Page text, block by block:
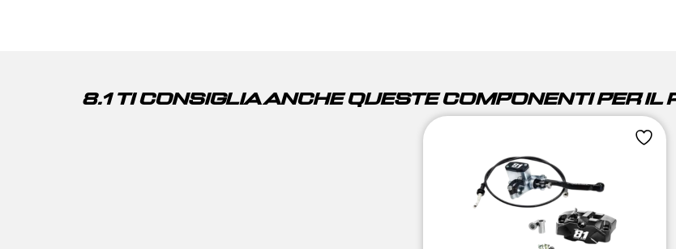
8.1 TI CONSIGLIA ANCHE QUESTE COMPONENTI PER IL